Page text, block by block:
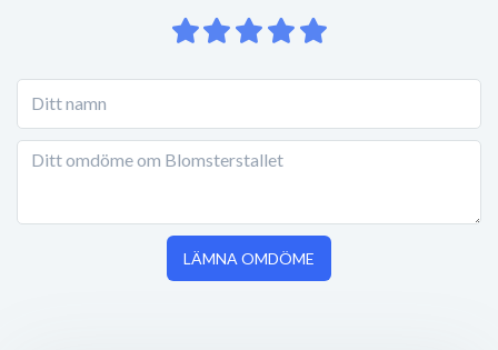
LÄMNA OMDÖME